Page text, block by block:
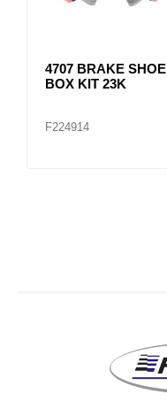
4707 BRAKE SHOE
BOX KIT 23K
F224914